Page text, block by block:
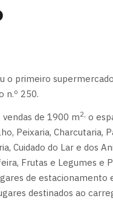
o primeiro
n.º 250.
de 1900 m2, o
Peixaria, Charcutaria,
Cuidado do Lar e dos
Frutas e Legumes e
de estacionamento
destinados ao